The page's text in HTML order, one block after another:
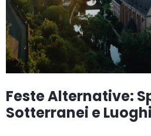
Feste Alternative:
Sotterranei e